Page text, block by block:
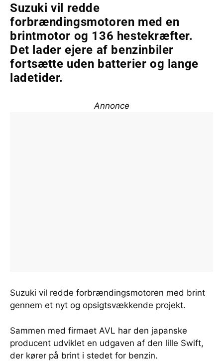
Suzuki vil redde
forbrændingsmotoren med en
brintmotor og 136 hestekræfter.
Det lader ejere af benzinbiler
fortsætte uden batterier og lange
ladetider.
Annonce
Suzuki vil redde forbrændingsmotoren med brint
gennem et nyt og opsigtsvækkende projekt.
Sammen med firmaet AVL har den japanske
producent udviklet en udgaven af den lille Swift,
der kører på brint i stedet for benzin.